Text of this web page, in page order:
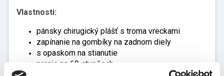
Vlastnosti:
pánsky chirugický plášť s troma vreckami
zapínanie na gombíky na zadnom diely
s opaskom na stianutie
pranie na 60 stupňoch